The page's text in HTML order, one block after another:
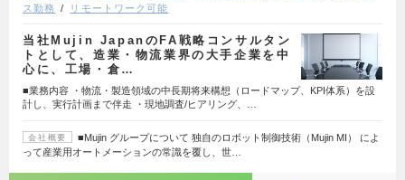
ス勤務
リモートワーク可能
当社Mujin JapanのFA戦略コンサルタン
トとして、造業・物流業界の大手企業を中
心に、工場・倉…
■業務内容 ・物流・製造領域の中長期将来構想（ロードマップ、KPI体系）を設
計し、実行計画まで伴走 ・現地調査/ヒアリング、…
会社概要
■Mujin グループについて 独自のロボット制御技術（Mujin MI） によ
って産業用オートメーションの常識を覆し、世…